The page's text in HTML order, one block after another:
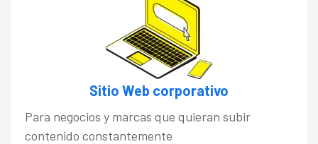
Sitio Web corporativo
Para negocios y marcas que quieran subir
contenido constantemente